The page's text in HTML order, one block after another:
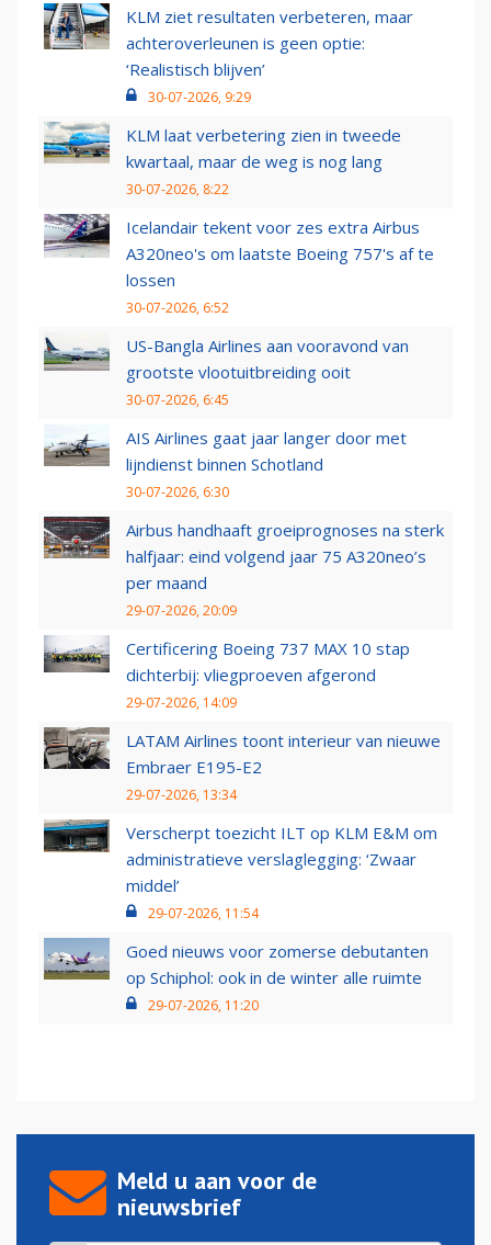
KLM ziet resultaten verbeteren, maar
achteroverleunen is geen optie:
‘Realistisch blijven’
30-07-2026, 9:29
KLM laat verbetering zien in tweede
kwartaal, maar de weg is nog lang
30-07-2026, 8:22
Icelandair tekent voor zes extra Airbus
A320neo's om laatste Boeing 757's af te
lossen
30-07-2026, 6:52
US-Bangla Airlines aan vooravond van
grootste vlootuitbreiding ooit
30-07-2026, 6:45
AIS Airlines gaat jaar langer door met
lijndienst binnen Schotland
30-07-2026, 6:30
Airbus handhaaft groeiprognoses na sterk
halfjaar: eind volgend jaar 75 A320neo’s
per maand
29-07-2026, 20:09
Certificering Boeing 737 MAX 10 stap
dichterbij: vliegproeven afgerond
29-07-2026, 14:09
LATAM Airlines toont interieur van nieuwe
Embraer E195-E2
29-07-2026, 13:34
Verscherpt toezicht ILT op KLM E&M om
administratieve verslaglegging: ‘Zwaar
middel’
29-07-2026, 11:54
Goed nieuws voor zomerse debutanten
op Schiphol: ook in de winter alle ruimte
29-07-2026, 11:20
Meld u aan voor de
nieuwsbrief